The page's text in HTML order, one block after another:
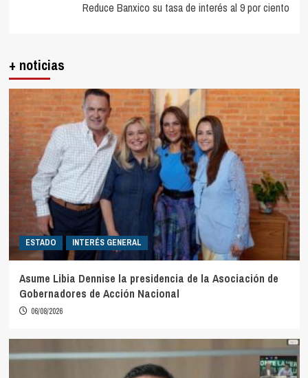
Reduce Banxico su tasa de interés al 9 por ciento
+ noticias
ESTADO INTERÉS GENERAL
Asume Libia Dennise la presidencia de la Asociación de
Gobernadores de Acción Nacional
06/08/2026